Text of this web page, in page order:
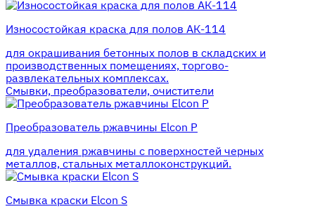
Износостойкая краска для полов АК-114
для окрашивания бетонных полов в складских и
производственных помещениях, торгово-
развлекательных комплексах.
Смывки, преобразователи, очистители
Преобразователь ржавчины Elcon P
для удаления ржавчины с поверхностей черных
металлов, стальных металлоконструкций.
Смывка краски Elcon S